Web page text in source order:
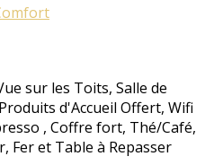
sur les Toits, Salle de
d'Accueil Offert, Wifi
, Coffre fort, Thé/Café,
Fer et Table à Repasser